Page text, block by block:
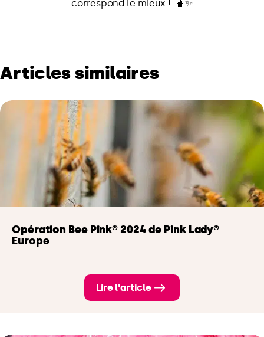
correspond le mieux ! 🍎✨
Articles similaires
Opération Bee Pink® 2024 de Pink Lady®
Europe
Lire l'article